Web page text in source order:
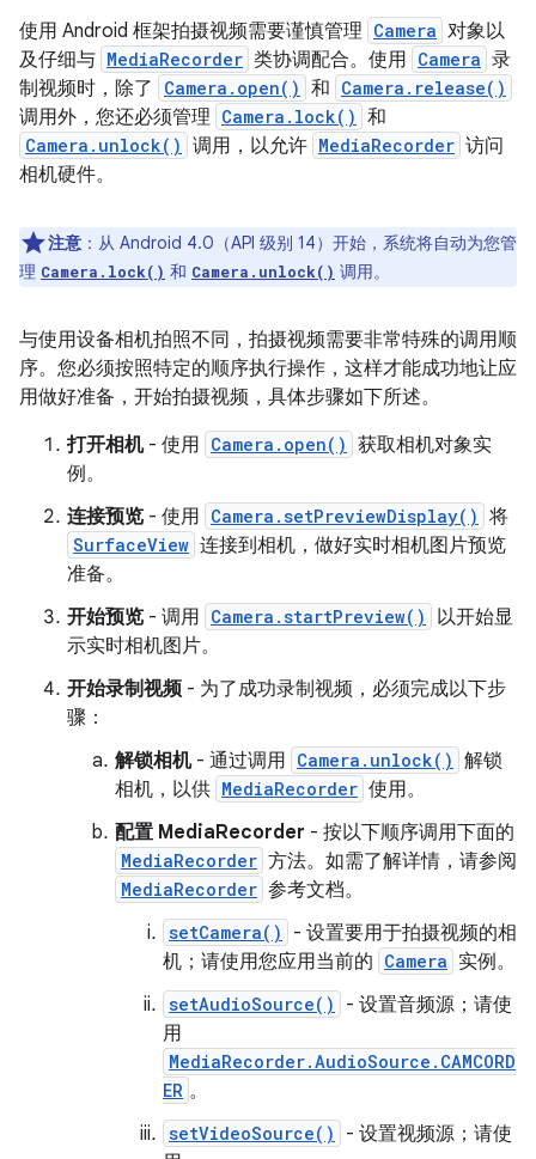
使用 Android 框架拍摄视频需要谨慎管理 Camera 对象以
及仔细与 MediaRecorder 类协调配合。使用 Camera 录
制视频时，除了
Camera.open() 和 Camera.release()
调用外，您还必须管理 Camera.lock() 和
Camera.unlock() 调用，以允许 MediaRecorder 访问
相机硬件。
注意 ：从 Android 4.0（API 级别 14）开始，系统将自动为您管
理 Camera.lock() 和 Camera.unlock() 调用。
与使用设备相机拍照不同，拍摄视频需要非常特殊的调用顺
序。您必须按照特定的顺序执行操作，这样才能成功地让应
用做好准备，开始拍摄视频，具体步骤如下所述。
打开相机- 使用 Camera.open() 获取相机对象实
例。
连接预览 - 使用 Camera.setPreviewDisplay() 将
SurfaceView 连接到相机，做好实时相机图片预览
准备。
开始预览 - 调用 Camera.startPreview()
以开始显
示实时相机图片。
开始录制视频 - 为了成功录制视频，必须完成以下步
骤：
解锁相机- 通过调用 Camera.unlock() 解锁
相机，以供 MediaRecorder 使用。
配置 MediaRecorder - 按以下顺序调用下面的
MediaRecorder 方法。 如需了解详情，请参阅
MediaRecorder 参考文档。
setCamera()
- 设置要用于拍摄视频的相
机；请使用您应用当前的 Camera 实例。
setAudioSource()
- 设置音频源；请使
用
MediaRecorder.AudioSource.CAMCORD
ER 。
setVideoSource()
- 设置视频源；请使